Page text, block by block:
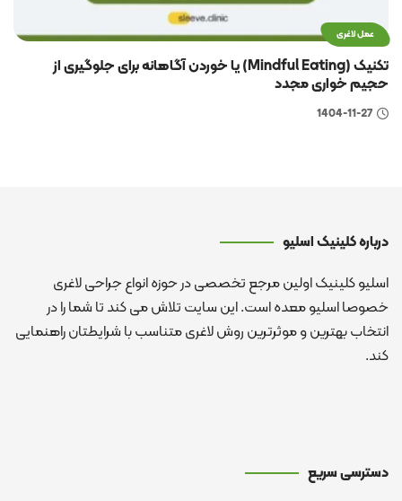
عمل لاغری
تکنیک (Mindful Eating) یا خوردن آگاهانه برای جلوگیری از
حجیم خواری مجدد
1404-11-27
درباره کلینیک اسلیو
اسلیو کلینیک اولین مرجع تخصصی در حوزه انواع جراحی لاغری
خصوصا اسلیو معده است. این سایت تلاش می کند تا شما را در
انتخاب بهترین و موثرترین روش لاغری متناسب با شرایطتان راهنمایی
کند.
دسترسی سریع